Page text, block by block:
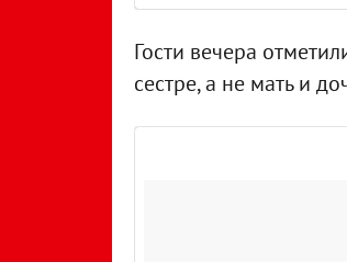
Гости вечера
сестре, а не мать и